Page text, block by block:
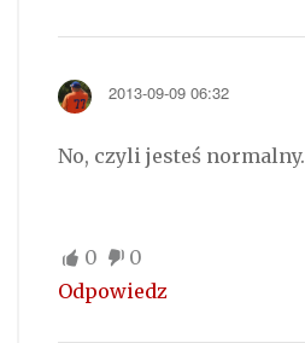
2013-09-09 06:32
No, czyli jesteś normalny.
0
0
Odpowiedz